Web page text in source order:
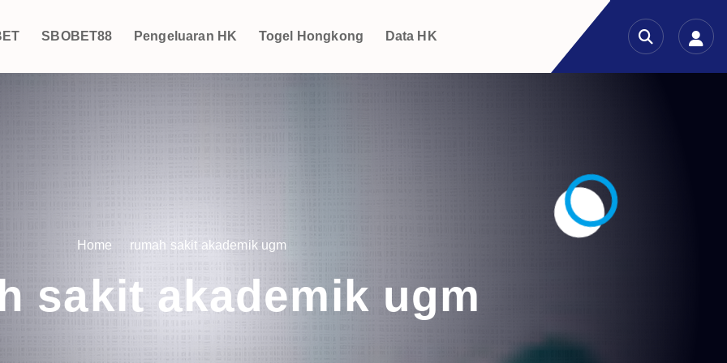
SBOBET88 Pengeluaran HK Togel Hongkong Data HK
Home rumah sakit akademik ugm
sakit akademik ugm